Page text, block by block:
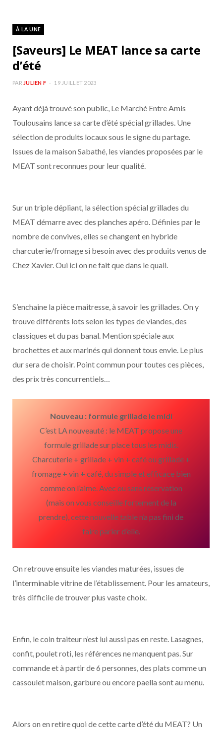
À LA UNE
[Saveurs] Le MEAT lance sa carte
d’été
PAR JULIEN F 19 JUILLET 2023
Ayant déjà trouvé son public, Le Marché Entre Amis
Toulousains lance sa carte d’été spécial grillades. Une
sélection de produits locaux sous le signe du partage.
Issues de la maison Sabathé, les viandes proposées par le
MEAT sont reconnues pour leur qualité.
Sur un triple dépliant, la sélection spécial grillades du
MEAT démarre avec des planches apéro. Définies par le
nombre de convives, elles se changent en hybride
charcuterie/fromage si besoin avec des produits venus de
Chez Xavier. Oui ici on ne fait que dans le quali.
S’enchaine la pièce maitresse, à savoir les grillades. On y
trouve différents lots selon les types de viandes, des
classiques et du pas banal. Mention spéciale aux
brochettes et aux marinés qui donnent tous envie. Le plus
dur sera de choisir. Point commun pour toutes ces pièces,
des prix très concurrentiels…
Nouveau : formule grillade le midi
C’est LA nouveauté : le MEAT propose une
formule grillade sur place tous les midis.
Charcuterie + grillade + vin + café ou grillade +
fromage + vin + café, du simple et efficace bien
comme on l’aime. Avec ou sans réservation
(mais on vous conseille fortement de la
prendre), cette nouvelle table n’a pas fini de
faire parler d’elle.
On retrouve ensuite les viandes maturées, issues de
l’interminable vitrine de l’établissement. Pour les amateurs,
très difficile de trouver plus vaste choix.
Enfin, le coin traiteur n’est lui aussi pas en reste. Lasagnes,
confit, poulet roti, les références ne manquent pas. Sur
commande et à partir de 6 personnes, des plats comme un
cassoulet maison, garbure ou encore paella sont au menu.
Alors on en retire quoi de cette carte d’été du MEAT? Un